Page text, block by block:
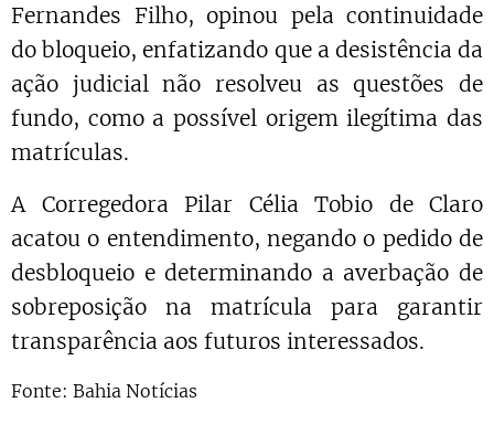
Fernandes Filho, opinou pela continuidade
do bloqueio, enfatizando que a desistência da
ação judicial não resolveu as questões de
fundo, como a possível origem ilegítima das
matrículas.
A Corregedora Pilar Célia Tobio de Claro
acatou o entendimento, negando o pedido de
desbloqueio e determinando a averbação de
sobreposição na matrícula para garantir
transparência aos futuros interessados.
Fonte: Bahia Notícias